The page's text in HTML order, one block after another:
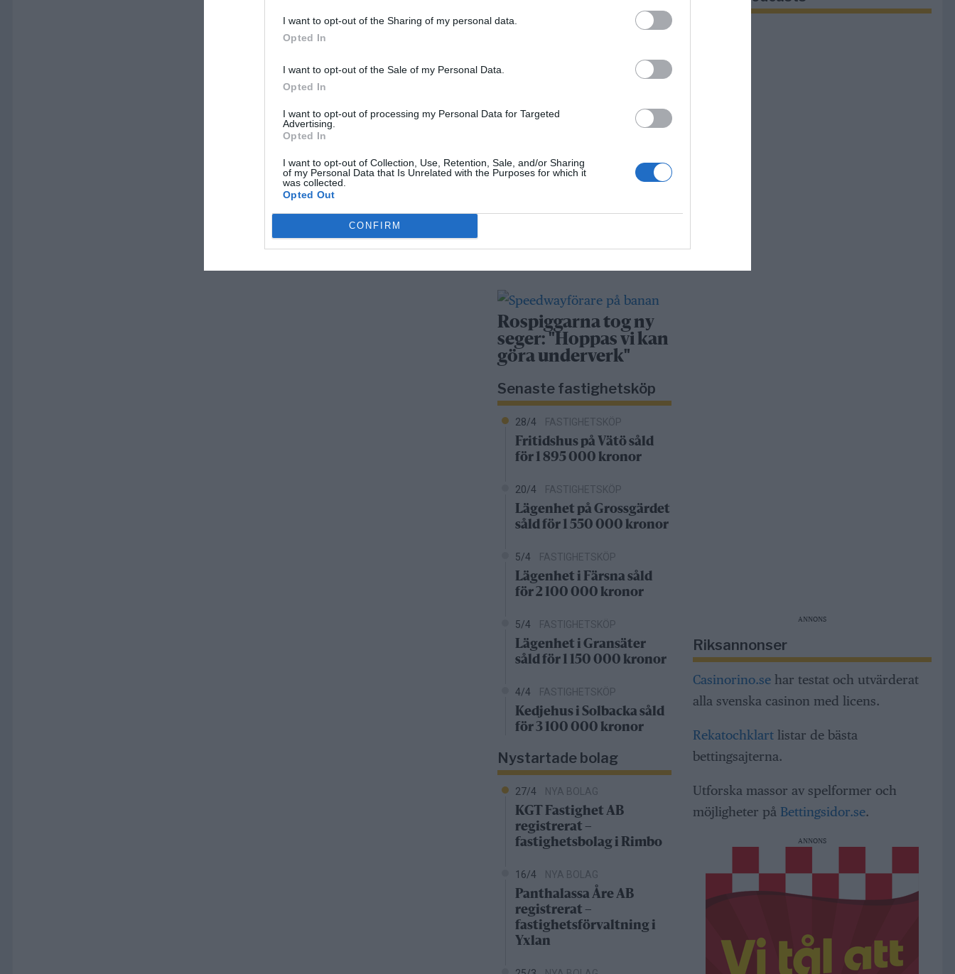
I want to opt-out of the Sharing of my personal data.
Opted In
I want to opt-out of the Sale of my Personal Data.
Opted In
I want to opt-out of processing my Personal Data for Targeted
Advertising.
Opted In
I want to opt-out of Collection, Use, Retention, Sale, and/or Sharing
of my Personal Data that Is Unrelated with the Purposes for which it
was collected.
Opted Out
CONFIRM
väljer inbrottslarm,
kameraövervakning och
för hemmamatch
mot serieledarna
fotbollsnätverk med
Rospiggarna tog ny
seger: "Hoppas vi kan
göra underverk"
Senaste fastighetsköp
28/4 FASTIGHETSKÖP
Fritidshus på Vätö såld
för 1 895 000 kronor
20/4 FASTIGHETSKÖP
Lägenhet på Grossgärdet
såld för 1 550 000 kronor
5/4 FASTIGHETSKÖP
Lägenhet i Färsna såld
för 2 100 000 kronor
5/4 FASTIGHETSKÖP
Lägenhet i Gransäter
såld för 1 150 000 kronor
4/4 FASTIGHETSKÖP
Kedjehus i Solbacka såld
för 3 100 000 kronor
Nystartade bolag
27/4 NYA BOLAG
KGT Fastighet AB
registrerat –
fastighetsbolag i Rimbo
16/4 NYA BOLAG
Panthalassa Åre AB
registrerat –
fastighetsförvaltning i
Yxlan
ANNONS
Riksannonser
Casinorino.sehar testat och utvärderat
alla svenska casinon med licens.
Rekatochklartlistar de bästa
bettingsajterna.
Utforska massor av spelformer och
möjligheter på Bettingsidor.se.
ANNONS